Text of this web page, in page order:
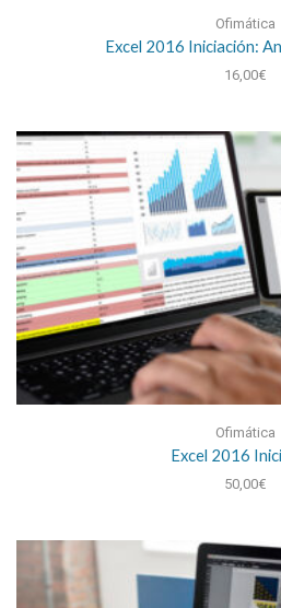
Ofimática
Excel 2016 Iniciación:
16,00€
Ofimática
Excel 2016
50,00€